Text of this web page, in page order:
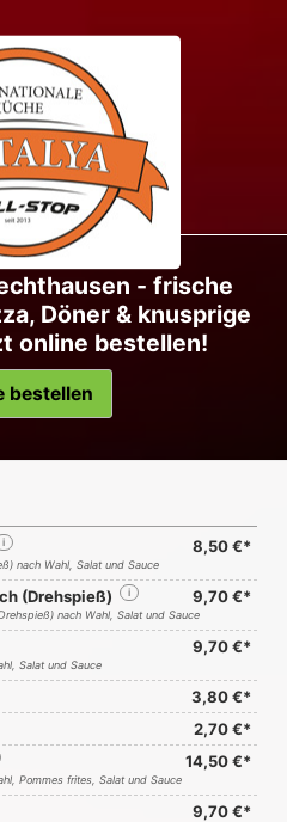
- frische
Döner & knusprige
online bestellen!
bestellen
i 8,50 €*
nach Wahl, Salat und Sauce
(Drehspieß) i 9,70 €*
nach Wahl, Salat und Sauce
9,70 €*
Salat und Sauce
3,80 €*
2,70 €*
14,50 €*
Pommes frites, Salat und Sauce
9,70 €*